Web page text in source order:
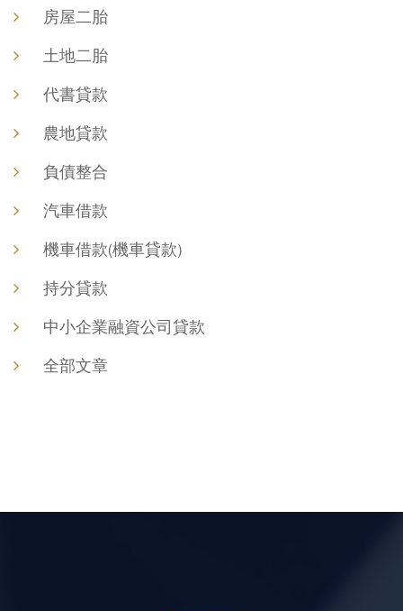
房屋二胎
土地二胎
代書貸款
農地貸款
負債整合
汽車借款
機車借款(機車貸款)
持分貸款
中小企業融資公司貸款
全部文章